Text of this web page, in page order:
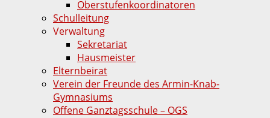
Oberstufenkoordinatoren
Schulleitung
Verwaltung
Sekretariat
Hausmeister
Elternbeirat
Verein der Freunde des Armin-Knab-
Gymnasiums
Offene Ganztagsschule – OGS